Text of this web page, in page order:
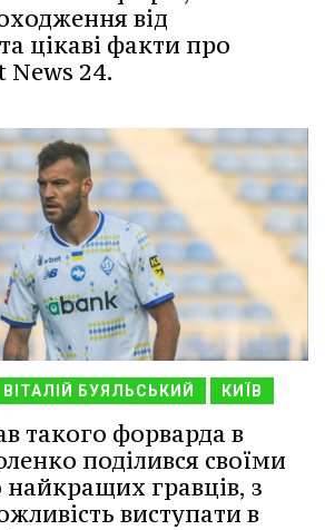
від
цікаві факти про
News 24.
ВІТАЛІЙ БУЯЛЬСЬКИЙ КИЇВ
такого форварда в
поділився своїми
гравців, з
виступати в